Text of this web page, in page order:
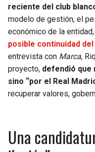
reciente del club
modelo de gestión, el
económico de la
posible continuidad
entrevista con Marca,
proyecto, defendió que
sino “por el Real
recuperar valores,
Una